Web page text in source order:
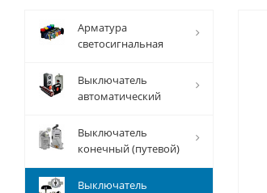
Арматура
светосигнальная
Выключатель
автоматический
Выключатель
конечный (путевой)
Выключатель